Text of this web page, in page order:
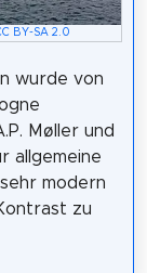
BY-SA 2.0
wurde von
Møller und
allgemeine
modern
zu